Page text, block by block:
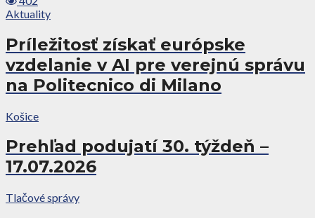
Aktuality
Príležitosť získať európske
vzdelanie v AI pre verejnú správu
na Politecnico di Milano
Košice
Prehľad podujatí 30. týždeň –
17.07.2026
Tlačové správy